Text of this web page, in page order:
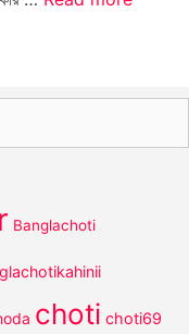
Banglachoti
choti choti69